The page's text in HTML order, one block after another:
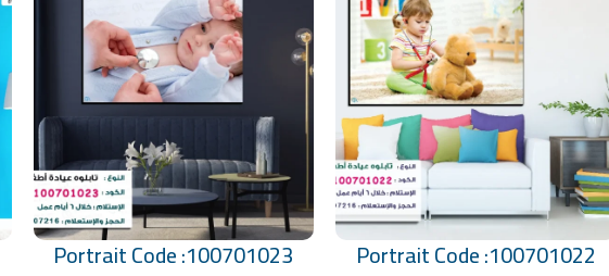
تحديد أحد الخيارات
Portrait Code :100701022
تحديد أحد الخيارات
Portrait Code :100701023